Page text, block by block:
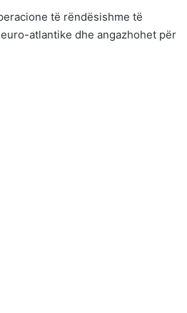
të rëndësishme të
atlantike dhe angazhohet për